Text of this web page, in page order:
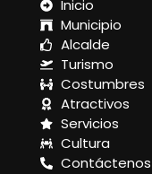
Inicio
Municipio
Alcalde
Turismo
Costumbres
Atractivos
Servicios
Cultura
Contáctenos